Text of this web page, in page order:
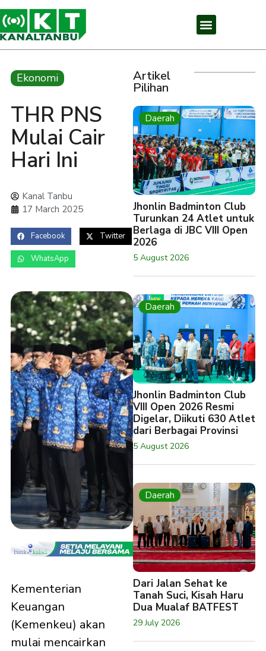
Ekonomi
THR PNS
Mulai Cair
Hari Ini
Kanal Tanbu
17 March 2025
Facebook Twitter
WhatsApp
Kementerian
Keuangan
(Kemenkeu) akan
mulai mencairkan
Artikel
Pilihan
Daerah
Jhonlin Badminton Club
Turunkan 24 Atlet untuk
Berlaga di JBC VIII Open
2026
5 August 2026
Daerah
Jhonlin Badminton Club
VIII Open 2026 Resmi
Digelar, Diikuti 630 Atlet
dari Berbagai Provinsi
5 August 2026
Daerah
Dari Jalan Sehat ke
Tanah Suci, Kisah Haru
Dua Mualaf BATFEST
29 July 2026